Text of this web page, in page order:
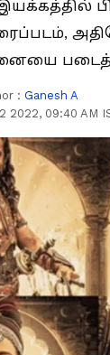
: Ganesh A
2022, 09:40 AM